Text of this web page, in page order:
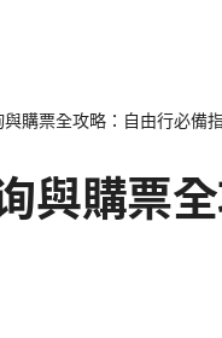
與購票全攻略：自由行必備
與購票